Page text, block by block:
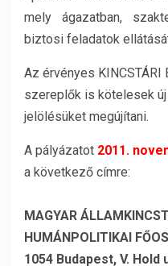
mely ágazatban,
biztosi feladatok
Az érvényes KINCSTÁRI
szereplők is kötelesek
jelölésüket megújítani.
A pályázatot 2011.
a következő címre:
MAGYAR
HUMÁNPOLITIKAI
1054 Budapest, V. Hold